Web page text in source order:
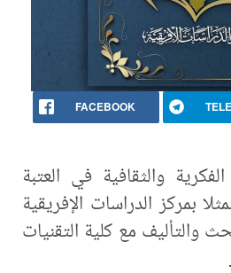
FACEBOOK
والثقافية في العتبة
بمركز الدراسات الإفريقية
والتأليف مع كلية التقنيات